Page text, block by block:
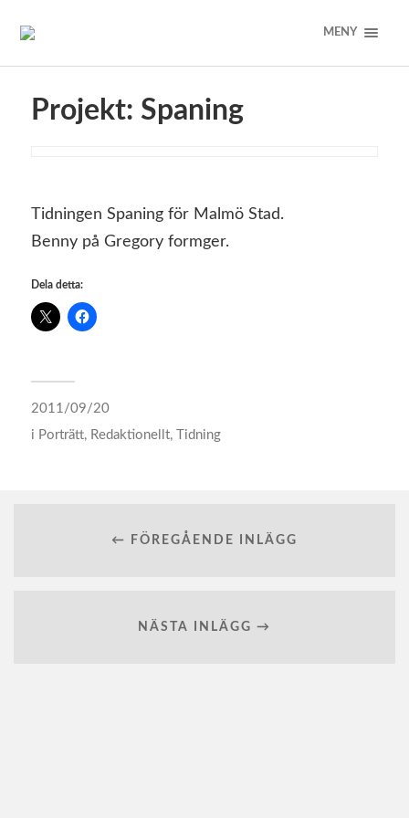
MENY
Projekt: Spaning
Tidningen Spaning för Malmö Stad.
Benny på Gregory formger.
Dela detta:
2011/09/20
i Porträtt, Redaktionellt, Tidning
← FÖREGÅENDE INLÄGG
NÄSTA INLÄGG →